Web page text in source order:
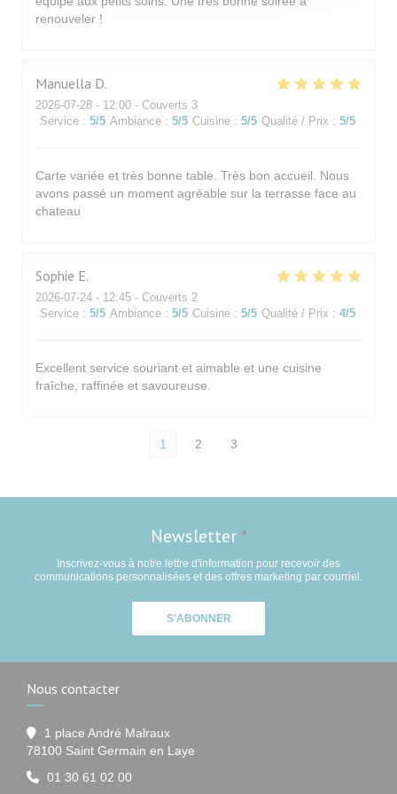
renouveler !
Manuella D
2026-07-28 - 12:00 - Couverts 3
Service : 5/5 Ambiance : 5/5 Cuisine : 5/5 Qualité / Prix : 5/5
Carte variée et très bonne table. Très bon accueil. Nous
avons passé un moment agréable sur la terrasse face au
chateau
Sophie E
2026-07-24 - 12:45 - Couverts 2
Service : 5/5 Ambiance : 5/5 Cuisine : 5/5 Qualité / Prix : 4/5
Excellent service souriant et aimable et une cuisine
fraîche, raffinée et savoureuse.
1 2 3
Newsletter *
Inscrivez-vous à notre lettre d'information pour recevoir des
communications personnalisées et des offres marketing par courriel.
S'ABONNER
Nous contacter
1 place André Malraux
78100 Saint Germain en Laye
01 30 61 02 00